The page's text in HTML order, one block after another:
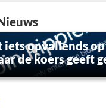
iets opvallends op
de koers geeft